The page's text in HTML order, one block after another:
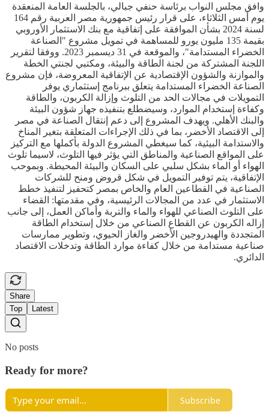
وافق مجلس النواب برئاسة حنفي جبالي، بالجلسة العامة المنعقدة
يوم أمس الثلاثاء، على قرار رئيس جمهورية مصر العربية رقم 164
لسنة 2024 بشأن الموافقة على إتفاقية مع بنك الاستثمار الأوروبي
بقيمة 135 مليون يورو للمساهمة في تمويل مشروع "الصناعة
الخضراء المستدامة"، والموقعة في 31 ديسمبر 2023. ووفقا لتقرير
اللجنة المشتركة من لجنة الطاقة والبيئة، ومكتبي لجنتي الخطة
والموازنة والشؤون الإقتصادية عن الإتفاقية المعروضة، فإن مشروع
الصناعة الخضراء المستدامة يتعلق ببرنامج إستثماري يوفر
التمويلات في مجالات الحد من التلوث وإزالة الكربون، والطاقة
وكفاءة إستخدام الموارد، وسيضطلع بتنفيذه جهاز شؤون البيئة
والبنك الأهلي. ويهدف المشروع إلى دعم إنتقال الصناعة في مصر
إلى الاقتصاد الأخضر، بما في ذلك الإجراءات المتعلقة بتغير المناخ
والاستدامة البيئية، كما سيغطي المشروع الدولة بأكملها مع التركيز
على المواقع الصناعية والمناطق التي يؤثر فيها التلوث، لاسيما تلوث
الهواء أو الماء بشكل سلبي على السكان والبيئة المحيطة. وبموحب
الإتفاقية، يتم توفير التمويل في شكل قروض ومنح للشركات
الصناعية في القطاعين العام والخاص بمصر كتحفيز لتنفيذ خطط
الاستثمار في عدد من المجالات الرئيسية، وفي مقدمتها: القضاء
على التلوث الصناعي للهواء والماء والتربة وأماكن العمل، إلى جانب
إزاله الكربون عن القطاع الصناعي من خلال إستخدام الطاقة
المتجددة والهيدروجين الأخضر والغاز الحيوي، وتطوير ممارسات
صناعية مستدامة من خلال كفاءة موارد الطاقة وتدخلات الاقتصاد
الدائري.
Share
Top
Latest
No posts
Ready for more?
Subscribe